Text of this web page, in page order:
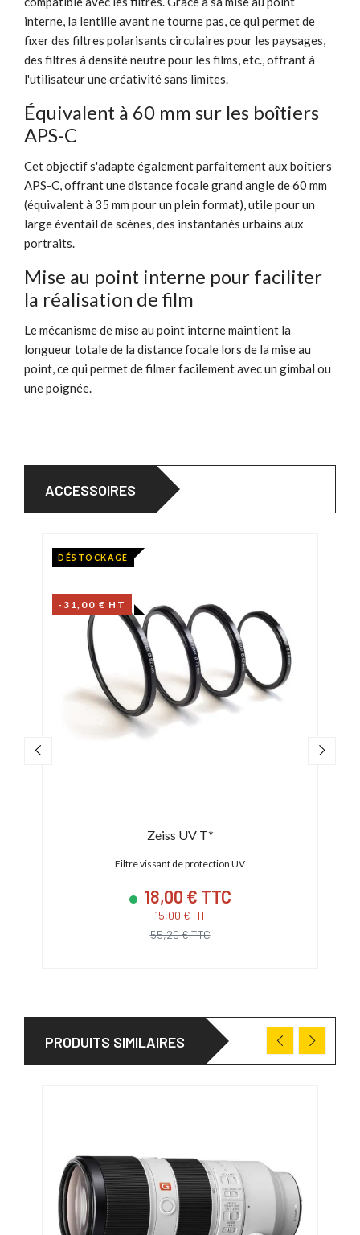
interne, la lentille avant ne tourne pas, ce qui permet de
fixer des filtres polarisants circulaires pour les paysages,
des filtres à densité neutre pour les films, etc., offrant à
l'utilisateur une créativité sans limites.
Équivalent à 60 mm sur les boîtiers
APS-C
Cet objectif s'adapte également parfaitement aux boîtiers
APS-C, offrant une distance focale grand angle de 60 mm
(équivalent à 35 mm pour un plein format), utile pour un
large éventail de scènes, des instantanés urbains aux
portraits.
Mise au point interne pour faciliter
la réalisation de film
Le mécanisme de mise au point interne maintient la
longueur totale de la distance focale lors de la mise au
point, ce qui permet de filmer facilement avec un gimbal ou
une poignée.
ACCESSOIRES
DÉSTOCKAGE
-31,00 € HT
Zeiss UV T*
Filtre vissant de protection UV
18,00 € TTC
15,00 € HT
55,20 € TTC
PRODUITS SIMILAIRES